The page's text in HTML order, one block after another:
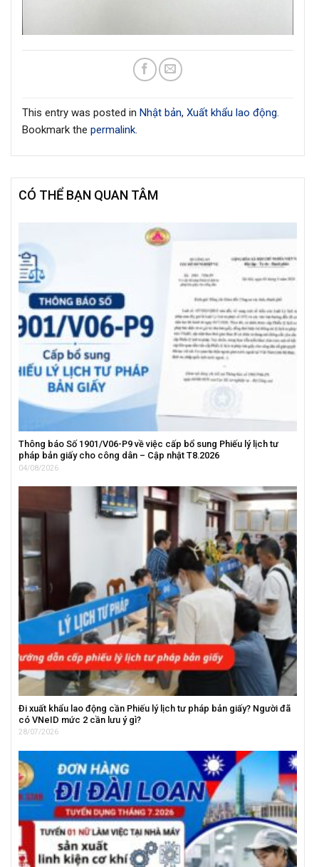
This entry was posted in Nhật bản, Xuất khẩu lao động
Bookmark the permalink
CÓ THỂ BẠN QUAN TÂM
Thông báo Số 1901/V06-P9 về việc cấp bổ sung Phiếu lý lịch tư
pháp bản giấy cho công dân – Cập nhật T8.2026
04/08/2026
Đi xuất khẩu lao động cần Phiếu lý lịch tư pháp bản giấy? Người đã
có VNeID mức 2 cần lưu ý gì?
28/07/2026